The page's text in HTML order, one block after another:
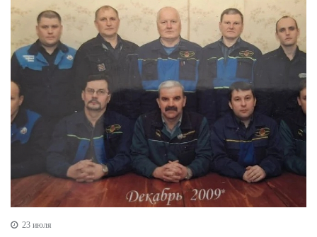
23 июля